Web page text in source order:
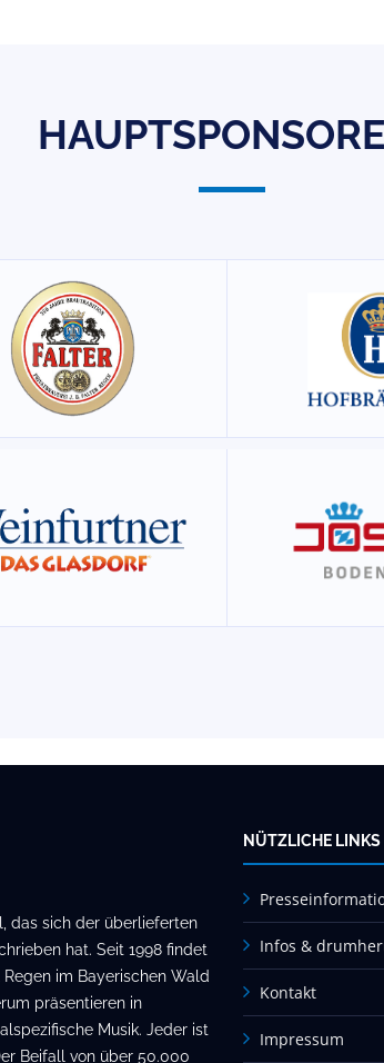
das sich der überlieferten
hat. Seit 1998 findet
im Bayerischen Wald
präsentieren in
Musik. Jeder ist
Beifall von über 50.000
NÜTZLICHE LINKS
Infos &
Kontakt
Impressum